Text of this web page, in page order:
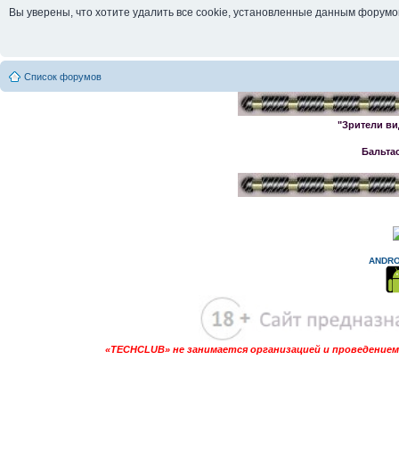
Вы уверены, что хотите удалить все cookie, установленные данным
Список форумов
"Зрители
«TECHCLUB» не занимается организацией и